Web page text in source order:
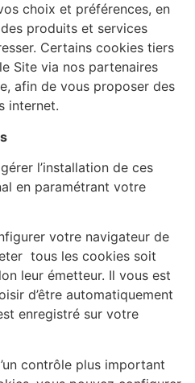
choix et préférences, en
produits et services
Certains cookies tiers
Site via nos partenaires
afin de vous proposer des
internet.
l’installation de ces
en paramétrant votre
votre navigateur de
tous les cookies soit
leur émetteur. Il vous est
d’être automatiquement
enregistré sur votre
contrôle plus important